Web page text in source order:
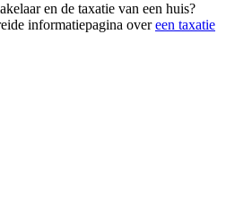
en de taxatie van een huis?
informatiepagina overeen taxatie